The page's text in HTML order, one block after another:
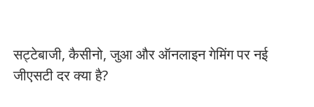
सट्टेबाजी, कैसीनो, जुआ और ऑनलाइन गेमिंग पर नई
जीएसटी दर क्या है?